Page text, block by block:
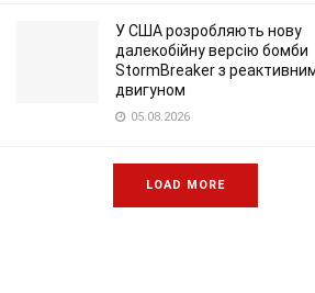
У США розробляють нову
далекобійну версію бомби
StormBreaker з
двигуном
05.08.2026
LOAD MORE